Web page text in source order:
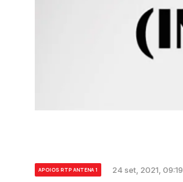
APOIOS RTP ANTENA 1 24 set, 2021, 09:19